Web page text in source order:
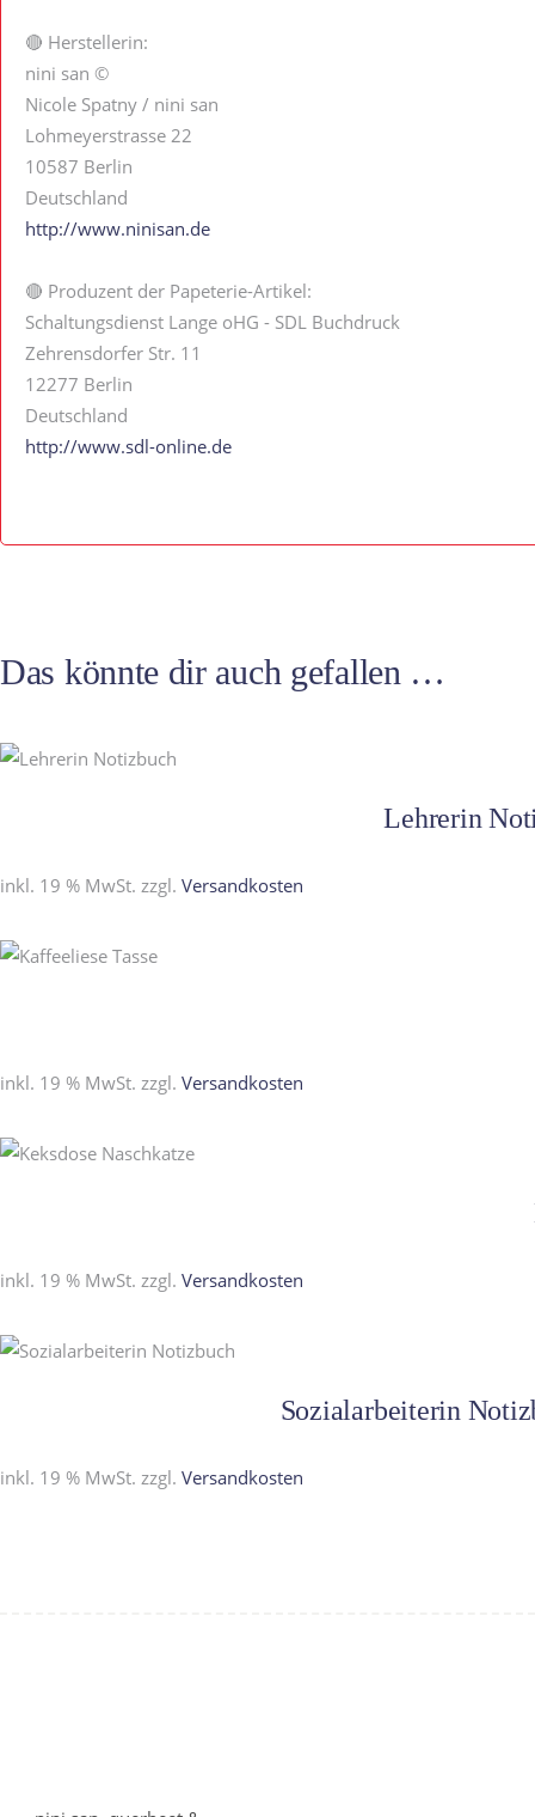
🔴 Herstellerin:
nini san ©
Nicole Spatny / nini san
Lohmeyerstrasse 22
10587 Berlin
Deutschland
http://www.ninisan.de
🔴 Produzent der Papeterie-Artikel:
Schaltungsdienst Lange oHG - SDL Buchdruck
Zehrensdorfer Str. 11
12277 Berlin
Deutschland
http://www.sdl-online.de
Das könnte dir auch gefallen …
Lehrerin
inkl. 19 % MwSt. zzgl. Versandkosten
inkl. 19 % MwSt. zzgl. Versandkosten
inkl. 19 % MwSt. zzgl. Versandkosten
Sozialarbeiterin
inkl. 19 % MwSt. zzgl. Versandkosten